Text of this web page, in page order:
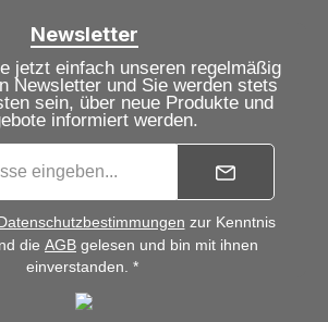
Newsletter
jetzt einfach unseren regelmäßig
Newsletter und Sie werden stets
sein, über neue Produkte und
informiert werden.
zur Kenntnis
die AGB gelesen und bin mit ihnen
einverstanden. *